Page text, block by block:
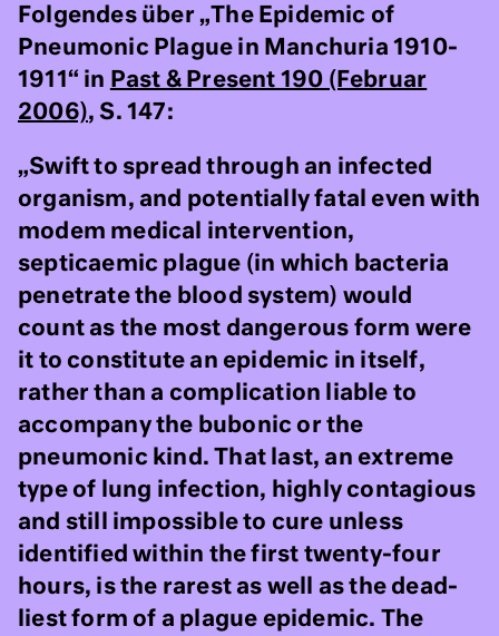
Folgendes über „The Epidemic of
Pneumonic Plague in Manchuria 1910-
1911“ in Past & Present 190 (Februar
2006), S. 147:
„Swift to spread through an infected
organism, and potentially fatal even with
modem medical intervention,
septicaemic plague (in which bacteria
penetrate the blood system) would
count as the most dangerous form were
it to constitute an epidemic in itself,
rather than a complication liable to
accompany the bubonic or the
pneumonic kind. That last, an extreme
type of lung infection, highly contagious
and still impossible to cure unless
identified within the first twenty-four
hours, is the rarest as well as the dead-
liest form of a plague epidemic. The